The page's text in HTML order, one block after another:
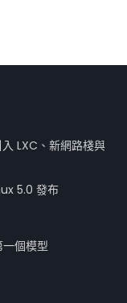
LXC、新網路棧與
5.0 發布
個模型